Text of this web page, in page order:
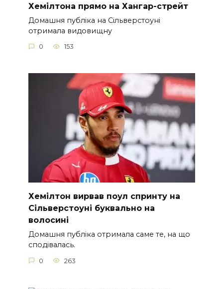
Хемілтона прямо на Хангар-стрейт
Домашня публіка на Сільверстоуні
отримала видовищну
0 153
Хемілтон вирвав поул спринту на
Сільверстоуні буквально на
волосині
Домашня публіка отримала саме те, на що
сподівалась.
0 263